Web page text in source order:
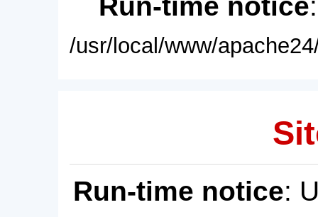
/usr/local/www/
Run-time notice: